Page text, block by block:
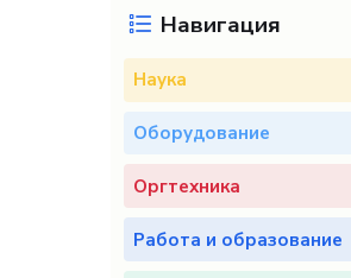
Навигация
Наука
Оборудование
Оргтехника
Работа и образование